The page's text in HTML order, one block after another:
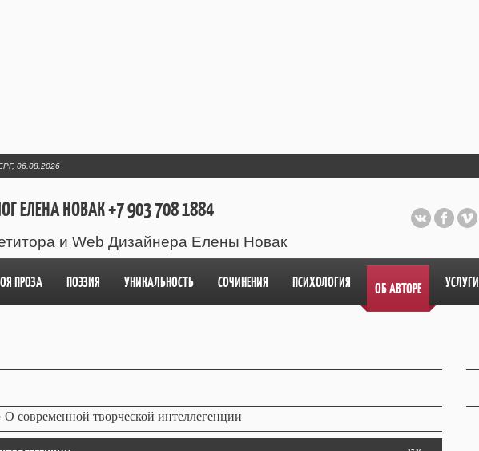
06.08.2026
ЕЛЕНА НОВАК +7 903 708 1884
и Web Дизайнера Елены Новак
ПРОЗА ПОЭЗИЯ УНИКАЛЬНОСТЬ СОЧИНЕНИЯ ПСИХОЛОГИЯ ОБ АВТОРЕ УСЛУГИ
О современной творческой интеллегенции